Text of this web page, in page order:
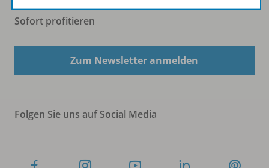
Sofort profitieren
Zum Newsletter anmelden
Folgen Sie uns auf Social Media